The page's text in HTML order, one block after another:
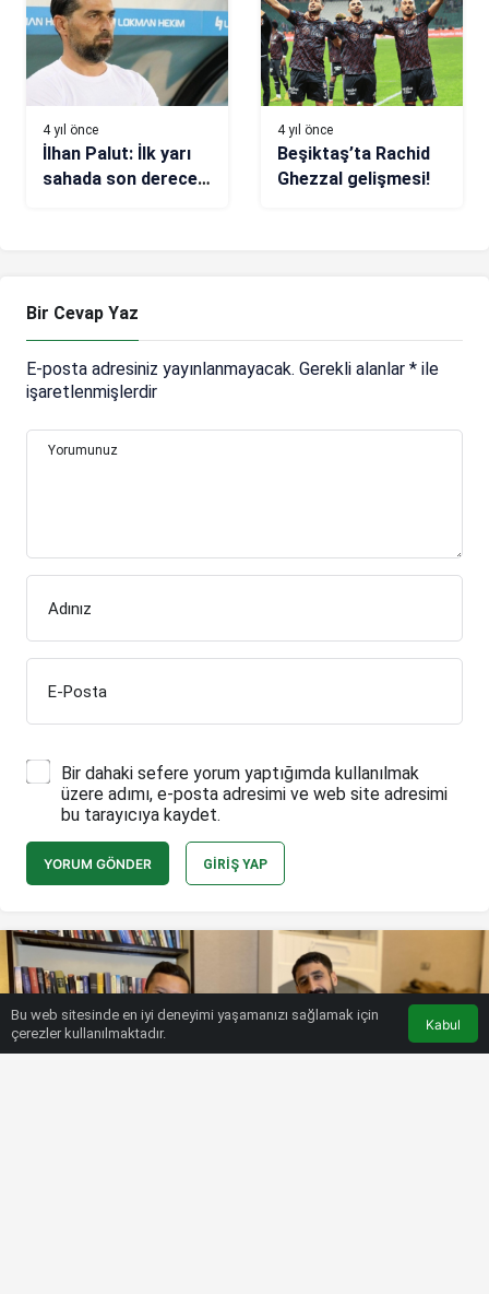
4 yıl önce
İlhan Palut: İlk yarı
sahada son derece
4 yıl önce
Beşiktaş’ta Rachid
Ghezzal gelişmesi!
Bir Cevap Yaz
E-posta adresiniz yayınlanmayacak. Gerekli alanlar * ile
işaretlenmişlerdir
Yorumunuz
Adınız
E-Posta
Bir dahaki sefere yorum yaptığımda kullanılmak
üzere adımı, e-posta adresimi ve web site adresimi
bu tarayıcıya kaydet.
YORUM GÖNDER GIRIŞ YAP
Bu web sitesinde en iyi deneyimi yaşamanızı sağlamak için
çerezler kullanılmaktadır.
Kabul